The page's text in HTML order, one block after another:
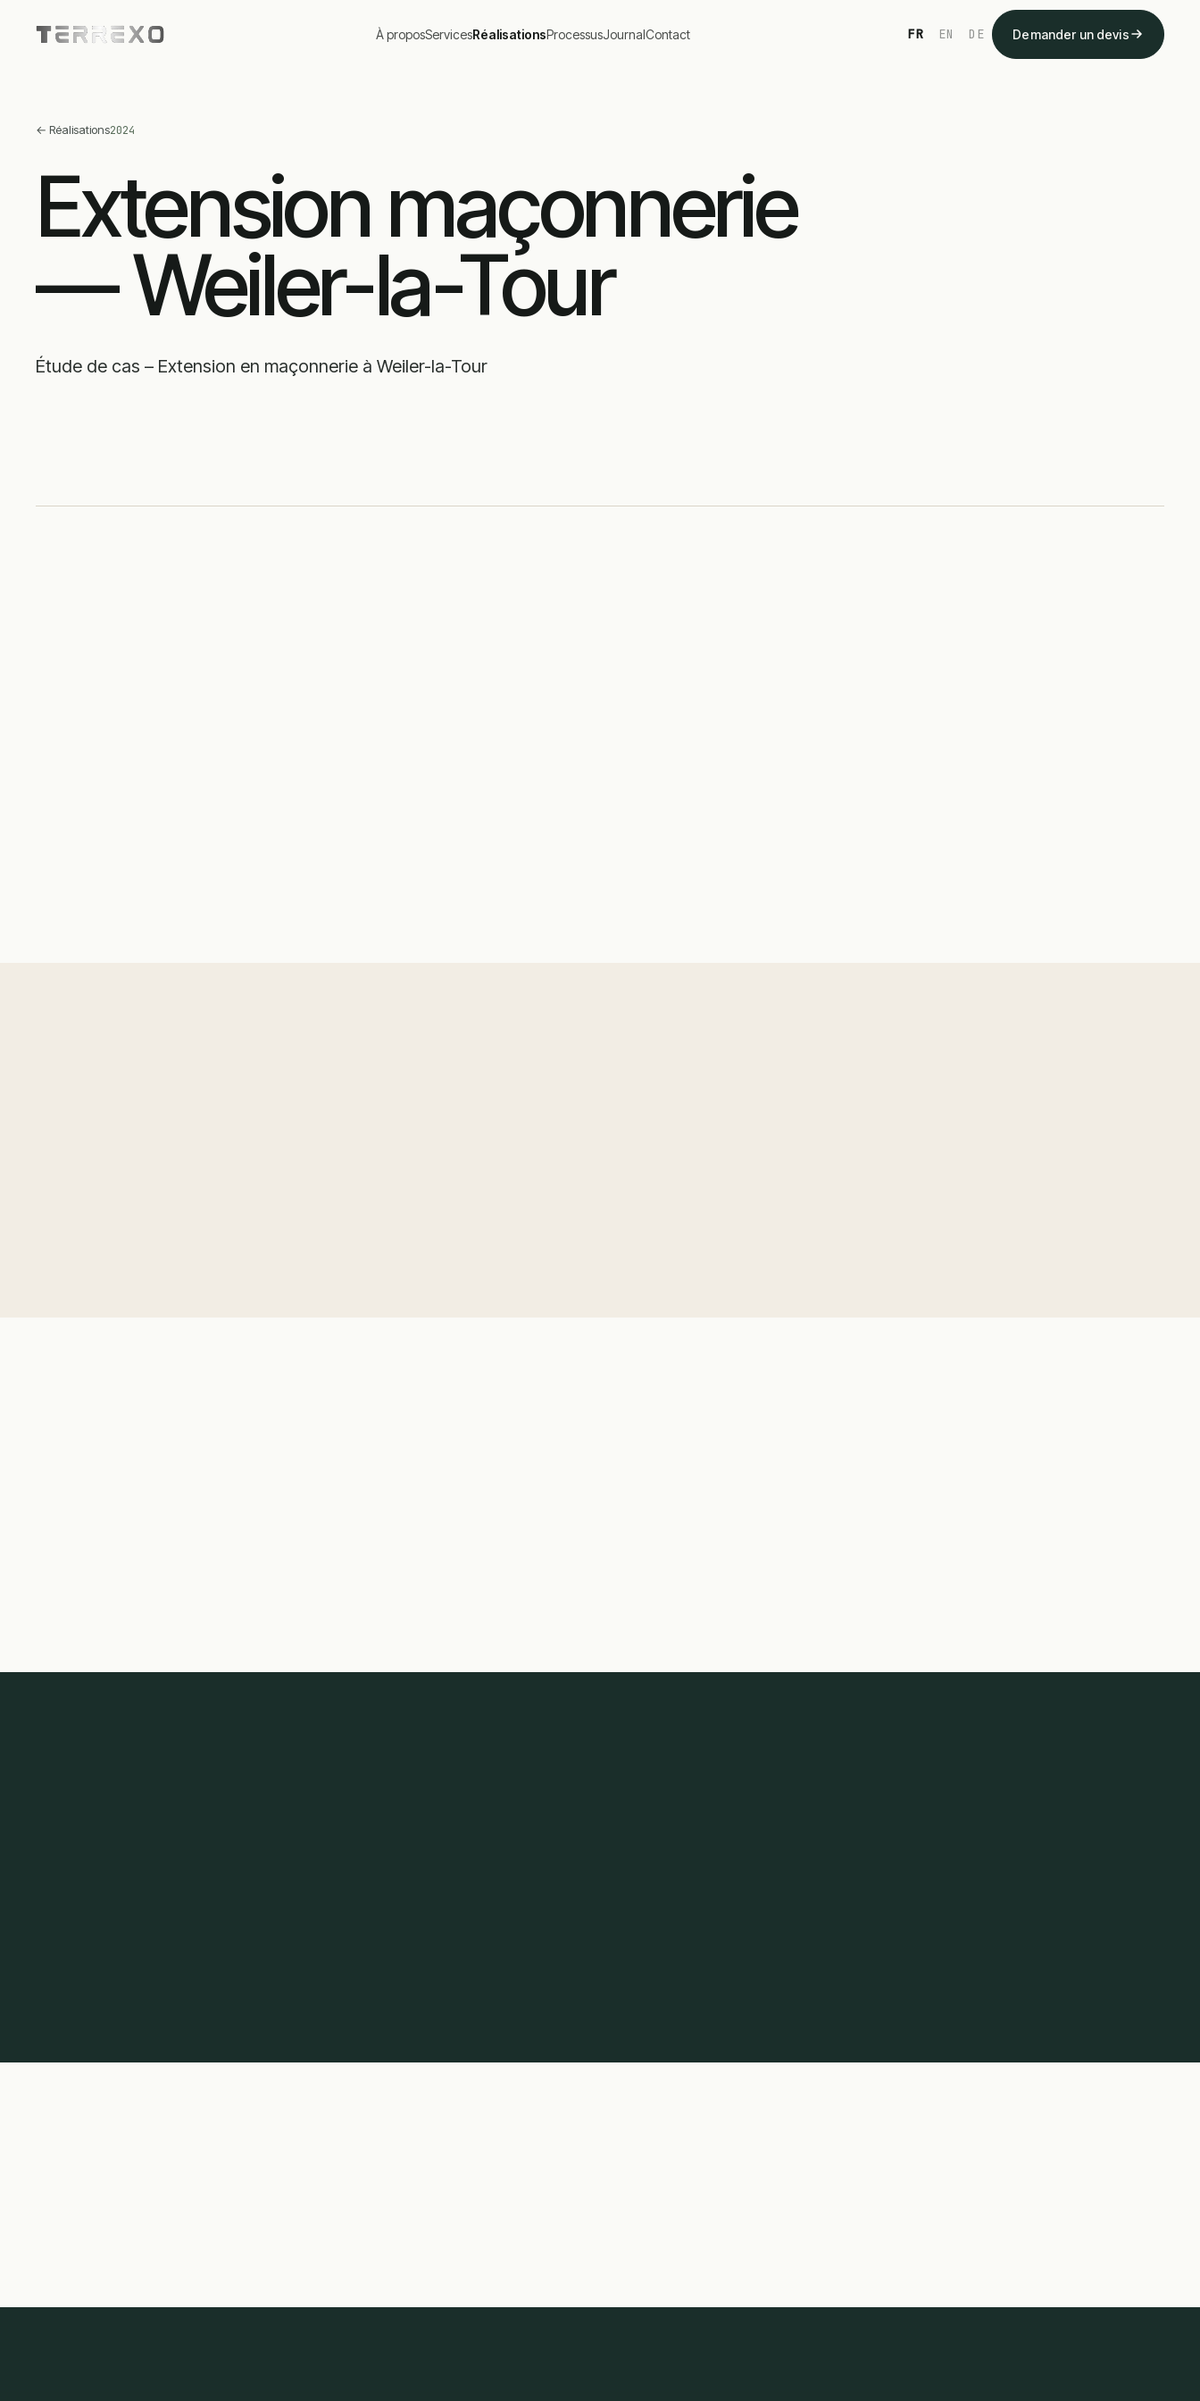
À proposServicesRéalisationsProcessusJournalContact FR EN DE Demander un devis
←Réalisations2024
Extension maçonnerie
— Weiler-la-Tour
Étude de cas – Extension en maçonnerie à Weiler-la-Tour